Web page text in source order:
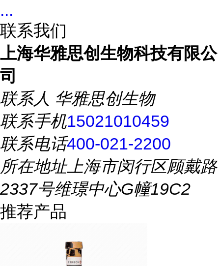
...
联系我们
上海华雅思创生物科技有限公
司
联系人 华雅思创生物
联系手机15021010459
联系电话400-021-2200
所在地址上海市闵行区顾戴路
2337号维璟中心G幢19C2
推荐产品